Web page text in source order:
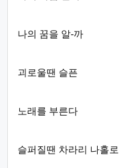
나의 꿈을 알-까
괴로울땐 슬픈
노래를 부른다
슬퍼질땐 차라리 나홀로